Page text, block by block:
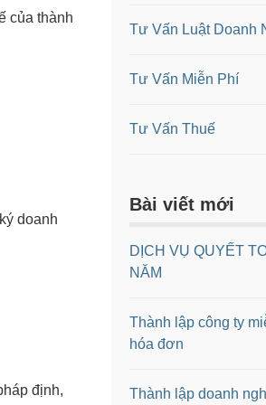
của thành
doanh
định,
Tư Vấn Luật Doanh
Tư Vấn Miễn Phí
Tư Vấn Thuế
Bài viết mới
DỊCH VỤ QUYẾT
NĂM
Thành lập công ty
hóa đơn
Thành lập doanh